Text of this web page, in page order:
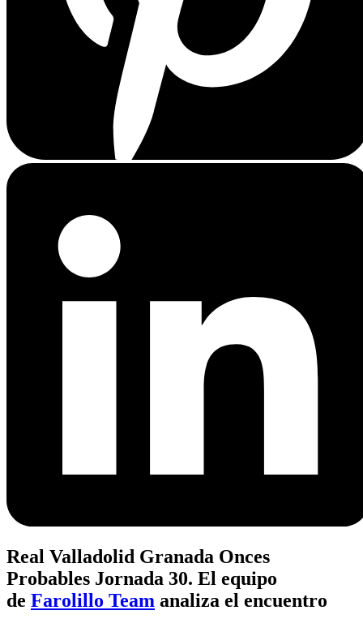
Real Valladolid Granada Onces
Probables Jornada 30. El equipo
de Farolillo Team analiza el encuentro